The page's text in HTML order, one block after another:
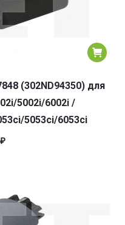
(302ND94350) для
5002i/6002i /
5053ci/6053ci
₽